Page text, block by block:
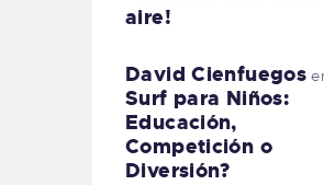
aire!
David Cienfuegos
Surf para Niños:
Educación,
Competición o
Diversión?